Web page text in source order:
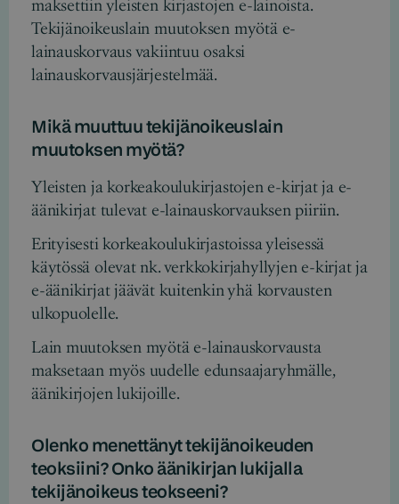
maksettiin yleisten kirjastojen e-lainoista.
Tekijänoikeuslain muutoksen myötä e-
lainauskorvaus vakiintuu osaksi
lainauskorvausjärjestelmää.
Mikä muuttuu tekijänoikeuslain
muutoksen myötä?
Yleisten ja korkeakoulukirjastojen e-kirjat ja e-
äänikirjat tulevat e-lainauskorvauksen piiriin.
Erityisesti korkeakoulukirjastoissa yleisessä
käytössä olevat nk. verkkokirjahyllyjen e-kirjat ja
e-äänikirjat jäävät kuitenkin yhä korvausten
ulkopuolelle.
Lain muutoksen myötä e-lainauskorvausta
maksetaan myös uudelle edunsaajaryhmälle,
äänikirjojen lukijoille.
Olenko menettänyt tekijänoikeuden
teoksiini? Onko äänikirjan lukijalla
tekijänoikeus teokseeni?